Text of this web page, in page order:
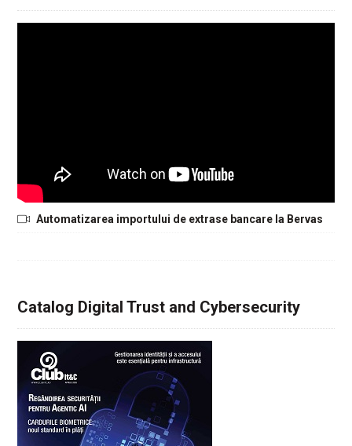
Automatizarea importului de extrase bancare la Bervas
Catalog Digital Trust and Cybersecurity